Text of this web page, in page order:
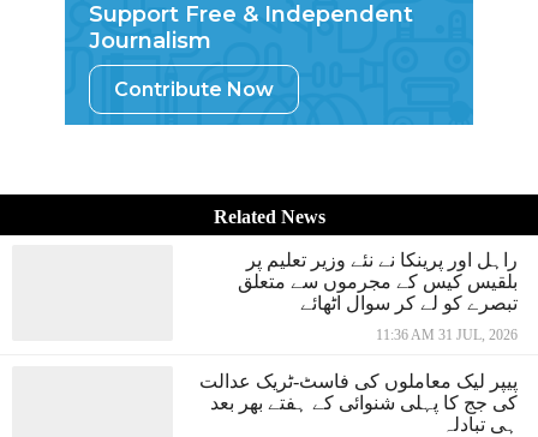
Support Free & Independent
Journalism
Contribute Now
Related News
راہل اور پرینکا نے نئے وزیر تعلیم پر
بلقیس کیس کے مجرموں سے متعلق
تبصرے کو لے کر سوال اٹھائے
11:36 AM 31 JUL, 2026
پیپر لیک معاملوں کی فاسٹ-ٹریک عدالت
کی جج کا پہلی شنوائی کے ہفتے بھر بعد
ہی تبادلہ